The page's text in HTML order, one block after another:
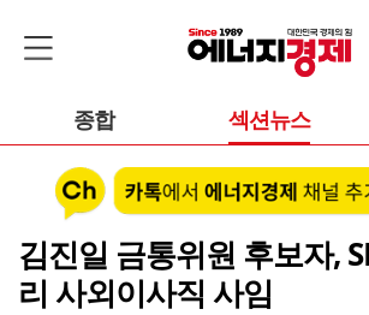
종합 섹션뉴스
김진일 금통위원 후보자,
리 사외이사직 사임